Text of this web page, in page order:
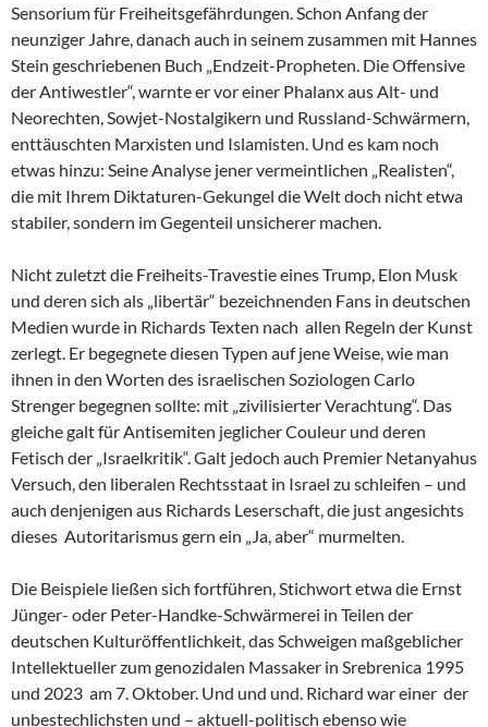
Sensorium für Freiheitsgefährdungen. Schon Anfang der
neunziger Jahre, danach auch in seinem zusammen mit Hannes
Stein geschriebenen Buch „Endzeit-Propheten. Die Offensive
der Antiwestler“, warnte er vor einer Phalanx aus Alt- und
Neorechten, Sowjet-Nostalgikern und Russland-Schwärmern,
enttäuschten Marxisten und Islamisten. Und es kam noch
etwas hinzu: Seine Analyse jener vermeintlichen „Realisten“,
die mit Ihrem Diktaturen-Gekungel die Welt doch nicht etwa
stabiler, sondern im Gegenteil unsicherer machen.
Nicht zuletzt die Freiheits-Travestie eines Trump, Elon Musk
und deren sich als „libertär“ bezeichnenden Fans in deutschen
Medien wurde in Richards Texten nach allen Regeln der Kunst
zerlegt. Er begegnete diesen Typen auf jene Weise, wie man
ihnen in den Worten des israelischen Soziologen Carlo
Strenger begegnen sollte: mit „zivilisierter Verachtung“. Das
gleiche galt für Antisemiten jeglicher Couleur und deren
Fetisch der „Israelkritik“. Galt jedoch auch Premier Netanyahus
Versuch, den liberalen Rechtsstaat in Israel zu schleifen – und
auch denjenigen aus Richards Leserschaft, die just angesichts
dieses Autoritarismus gern ein „Ja, aber“ murmelten.
Die Beispiele ließen sich fortführen, Stichwort etwa die Ernst
Jünger- oder Peter-Handke-Schwärmerei in Teilen der
deutschen Kulturöffentlichkeit, das Schweigen maßgeblicher
Intellektueller zum genozidalen Massaker in Srebrenica 1995
und 2023 am 7. Oktober. Und und und. Richard war einer der
unbestechlichsten und – aktuell-politisch ebenso wie